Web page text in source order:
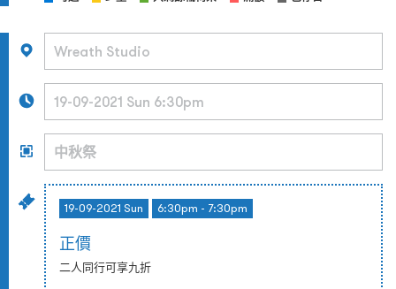
19-09-2021 Sun 6:30pm - 7:30pm
正價
二人同行可享九折